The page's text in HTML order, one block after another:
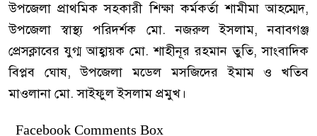
উপজেলা প্রাথমিক সহকারী শিক্ষা কর্মকর্তা শামীমা আহম্মেদ,
উপজেলা স্বাস্থ্য পরিদর্শক মো. নজরুল ইসলাম, নবাবগঞ্জ
প্রেসক্লাবের যুগ্ম আহ্বায়ক মো. শাহীনূর রহমান তুতি, সাংবাদিক
বিপ্লব ঘোষ, উপজেলা মডেল মসজিদের ইমাম ও খতিব
মাওলানা মো. সাইফুল ইসলাম প্রমুখ।
Facebook Comments Box